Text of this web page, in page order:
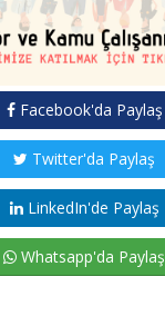
Facebook'da Paylaş
Twitter'da Paylaş
LinkedIn'de Paylaş
Whatsapp'da Paylaş